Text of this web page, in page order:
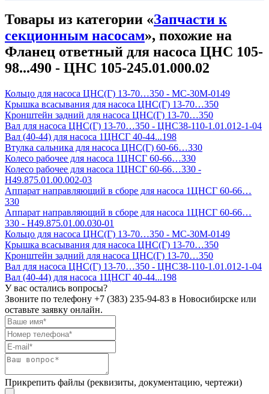
Товары из категории «Запчасти к
секционным насосам», похожие на
Фланец ответный для насоса ЦНС 105-
98...490 - ЦНС 105-245.01.000.02
Кольцо для насоса ЦНС(Г) 13-70…350 - МС-30М-0149
Крышка всасывания для насоса ЦНС(Г) 13-70…350
Кронштейн задний для насоса ЦНС(Г) 13-70…350
Вал для насоса ЦНС(Г) 13-70…350 - ЦНС38-110-1.01.012-1-04
Вал (40-44) для насоса 1ЦНСГ 40-44...198
Втулка сальника для насоса ЦНС(Г) 60-66…330
Колесо рабочее для насоса 1ЦНСГ 60-66…330
Колесо рабочее для насоса 1ЦНСГ 60-66…330 -
Н49.875.01.00.002-03
Аппарат направляющий в сборе для насоса 1ЦНСГ 60-66…
330
Аппарат направляющий в сборе для насоса 1ЦНСГ 60-66…
330 - Н49.875.01.00.030-01
Кольцо для насоса ЦНС(Г) 13-70…350 - МС-30М-0149
Крышка всасывания для насоса ЦНС(Г) 13-70…350
Кронштейн задний для насоса ЦНС(Г) 13-70…350
Вал для насоса ЦНС(Г) 13-70…350 - ЦНС38-110-1.01.012-1-04
Вал (40-44) для насоса 1ЦНСГ 40-44...198
У вас остались вопросы?
Звоните по телефону +7 (383) 235-94-83 в Новосибирске или
оставьте заявку онлайн.
Прикрепить файлы (реквизиты, документацию, чертежи)